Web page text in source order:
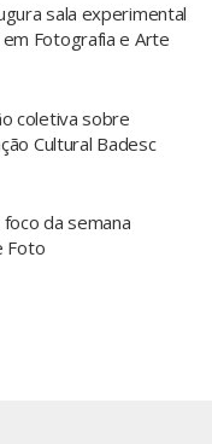
sala experimental
Fotografia e Arte
coletiva sobre
Cultural Badesc
da semana
Foto